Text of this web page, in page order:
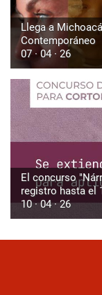
Llega a
Contemporáneo
07 · 04 · 26
El concurso
registro hasta el
10 · 04 · 26